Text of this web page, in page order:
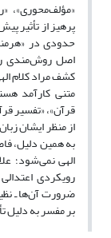
«مؤلف‌محوری»،
پرهیز از تأثیر
حدودی در
اصل روش‌مندی
کشف مراد کلام
متنی کارآمد
قرآن»، «تفسیر
از منظر ایشان
به همین دلیل،
الهی نمی‌شود؛
رویکردی
ضرورت آن‌ها ـ
بر مفسر به دلیل